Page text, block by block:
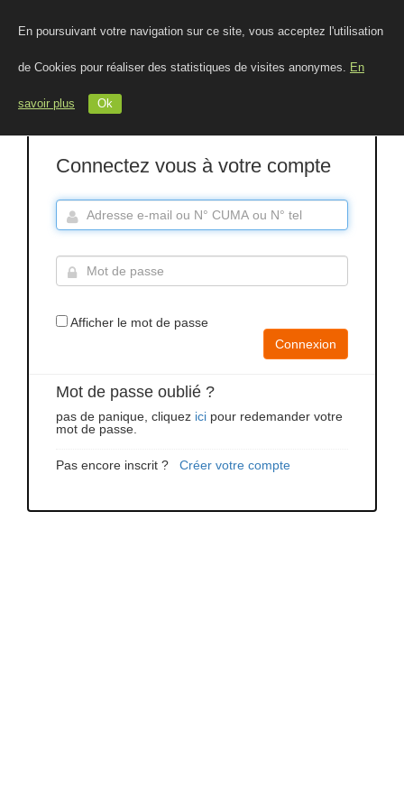
En poursuivant votre navigation sur ce site, vous acceptez l'utilisation
de Cookies pour réaliser des statistiques de visites anonymes. En
savoir plus Ok
Connectez vous à votre compte
Afficher le mot de passe
Connexion
Mot de passe oublié ?
pas de panique, cliquez ici pour redemander votre
mot de passe.
Pas encore inscrit ? Créer votre compte